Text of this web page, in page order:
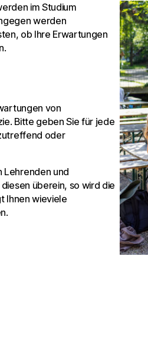
im Studium
werden
ob Ihre Erwartungen
von
Bitte geben Sie für jede
oder
Lehrenden und
überein, so wird die
Ihnen wieviele